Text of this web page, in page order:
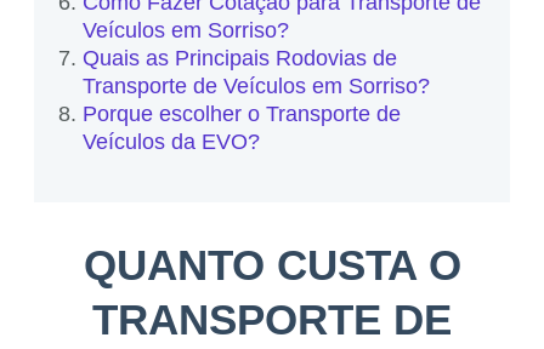
Veículos em Sorriso?
Quais as Principais Rodovias de
Transporte de Veículos em Sorriso?
Porque escolher o Transporte de
Veículos da EVO?
QUANTO CUSTA O
TRANSPORTE DE